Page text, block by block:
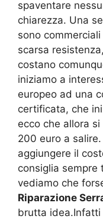
spaventare
chiarezza. Una
sono
scarsa
costano
iniziamo a
europeo ad una
certificata, che
ecco che allora
200 euro a
aggiungere il
consiglia sempre
vediamo che
Riparazione
brutta idea.Infatti